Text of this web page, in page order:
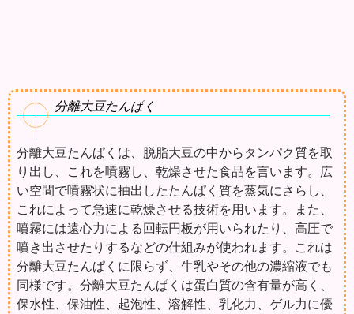
分離大豆たんぱく
分離大豆たんぱくは、脱脂大豆の中からタンパク質を取
り出し、これを噴霧し、乾燥させた食品を言います。広
い空間で噴霧状に抽出したたんぱく質を蒸気にさらし、
これによって急速に乾燥させる技術を用います。また、
噴霧には遠心力による回転円板が用いられたり、高圧で
噴き出させたりするなどの仕組みが使われます。これは
分離大豆たんぱくに限らず、牛乳やその他の濃縮液でも
同様です。分離大豆たんぱくは蛋白質の含有量が高く、
保水性、保油性、起泡性、溶解性、乳化力、ゲル力に優